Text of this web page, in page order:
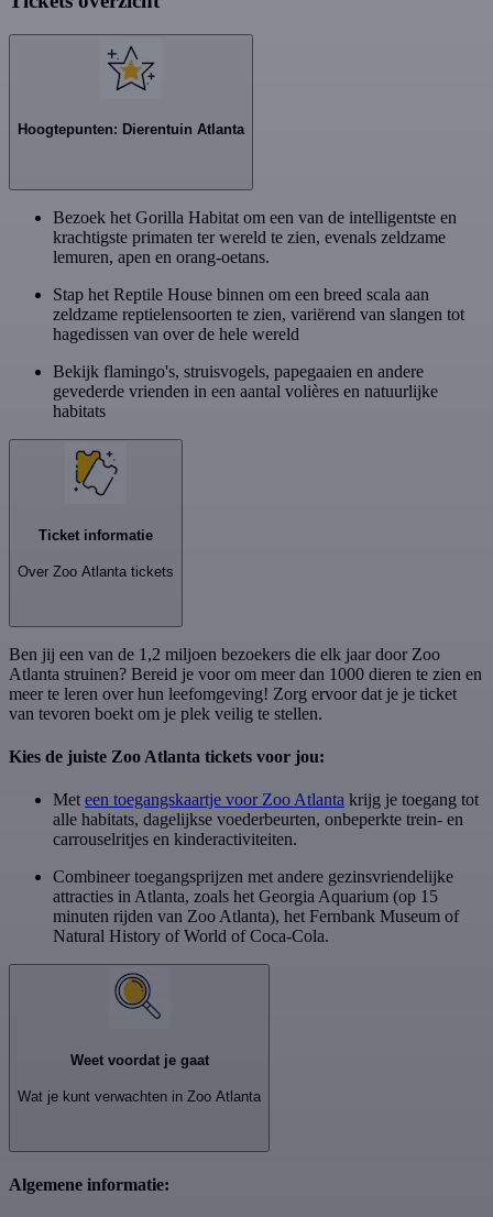
Hoogtepunten: Dierentuin Atlanta
Bezoek het Gorilla Habitat om een van de intelligentste en
krachtigste primaten ter wereld te zien, evenals zeldzame
lemuren, apen en orang-oetans.
Stap het Reptile House binnen om een breed scala aan
zeldzame reptielensoorten te zien, variërend van slangen tot
hagedissen van over de hele wereld
Bekijk flamingo's, struisvogels, papegaaien en andere
gevederde vrienden in een aantal volières en natuurlijke
habitats
Ticket informatie
Over Zoo Atlanta tickets
Ben jij een van de 1,2 miljoen bezoekers die elk jaar door Zoo
Atlanta struinen? Bereid je voor om meer dan 1000 dieren te zien en
meer te leren over hun leefomgeving! Zorg ervoor dat je je ticket
van tevoren boekt om je plek veilig te stellen.
Kies de juiste Zoo Atlanta tickets voor jou:
Met een toegangskaartje voor Zoo Atlanta krijg je toegang tot
alle habitats, dagelijkse voederbeurten, onbeperkte trein- en
carrouselritjes en kinderactiviteiten.
Combineer toegangsprijzen met andere gezinsvriendelijke
attracties in Atlanta, zoals het Georgia Aquarium (op 15
minuten rijden van Zoo Atlanta), het Fernbank Museum of
Natural History of World of Coca-Cola.
Weet voordat je gaat
Wat je kunt verwachten in Zoo Atlanta
Algemene informatie: